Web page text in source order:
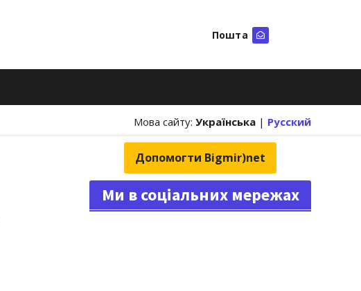
Пошта
Мова сайту: Українська | Русский
Допомогти Bigmir)net
Ми в соціальних мережах